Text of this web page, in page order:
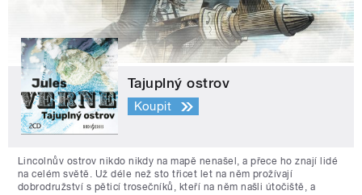
Tajuplný ostrov
Koupit
Lincolnův ostrov nikdo nikdy na mapě nenašel, a přece ho znají lidé
na celém světě. Už déle než sto třicet let na něm prožívají
dobrodružství s pěticí trosečníků, kteří na něm našli útočiště, a